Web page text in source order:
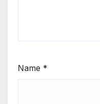
Name *